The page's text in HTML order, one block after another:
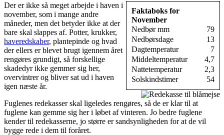
Faktaboks for
November
Nedbør mm
79
Nedbørsdage
13
Dagtemperatur
7
Middeltemperatur
4,7
Nattetemperatur
2,3
Solskindstimer
54
Der er ikke så meget arbejde i haven i
november, som i mange andre
måneder, men det betyder ikke at der
bare skal slappes af. Potter, krukker,
haveredskaber, plantepinde og hvad
der ellers er blevet brugt igennem året
rengøres grundigt, så forskellige
skadedyr ikke gemmer sig her,
overvintrer og bliver sat ud i haven
igen næste år.
Fuglenes redekasser skal ligeledes rengøres, så de er klar til at
fuglene kan gemme sig her i løbet af vinteren. Jo bedre fuglene
kender til redekasserne, jo større er sandsynligheden for at de vil
bygge rede i dem til foråret.